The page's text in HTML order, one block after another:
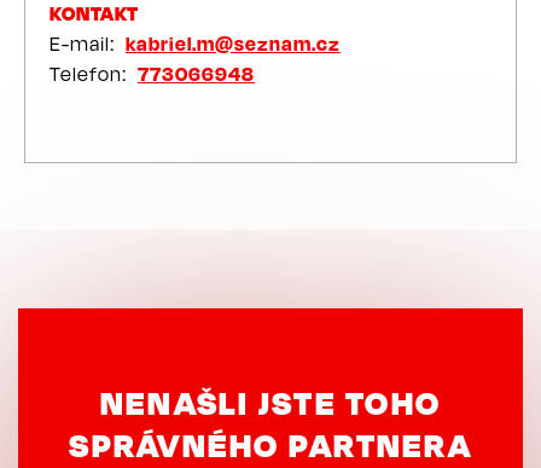
KONTAKT
E-mail
kabriel.m@seznam.cz
Telefon
773066948
NENAŠLI JSTE TOHO
SPRÁVNÉHO PARTNERA